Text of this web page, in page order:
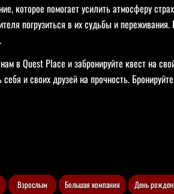
помогает усилить атмосферу
погрузиться в их судьбы и
в Quest Place и забронируйте квест на
и своих друзей на прочность.
Взрослым Большая компания День